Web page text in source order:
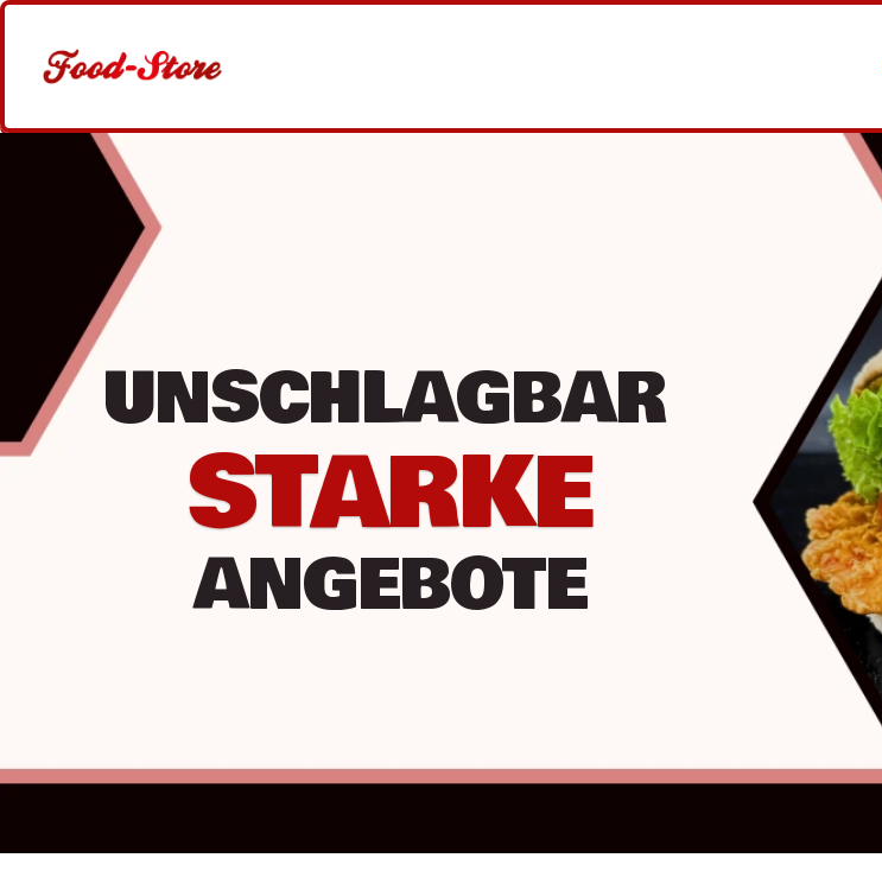
ANGEBOTE
STARKE
UNSCHLAGBAR